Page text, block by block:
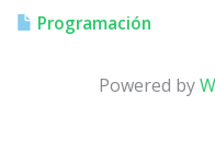
Programación
Powered by